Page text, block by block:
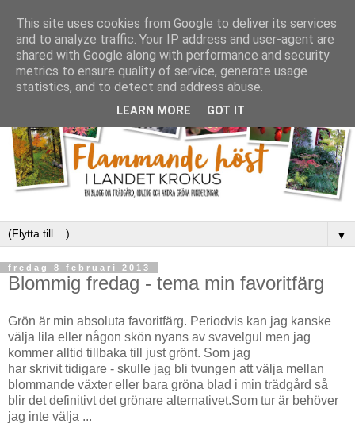
▼
fredag 8 februari 2013
Blommig fredag - tema min favoritfärg
Grön är min absoluta favoritfärg. Periodvis kan jag kanske
välja lila eller någon skön nyans av svavelgul men jag
kommer alltid tillbaka till just grönt. Som jag
har skrivit tidigare - skulle jag bli tvungen att välja mellan
blommande växter eller bara gröna blad i min trädgård så
blir det definitivt det grönare alternativet.Som tur är behöver
jag inte välja ...
This site uses cookies from Google to deliver its services
and to analyze traffic. Your IP address and user-agent are
shared with Google along with performance and security
metrics to ensure quality of service, generate usage
statistics, and to detect and address abuse.
LEARN MORE GOT IT